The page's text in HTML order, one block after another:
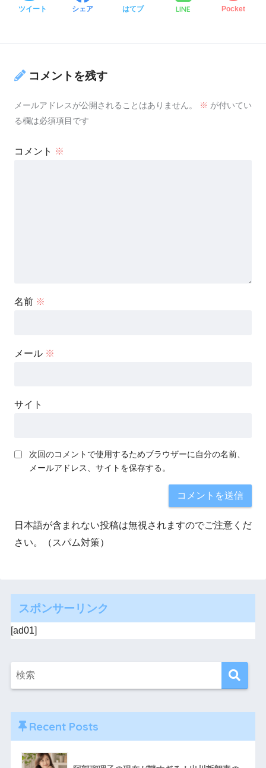
ツイート シェア はてブ LINE Pocket
コメントを残す
メールアドレスが公開されることはありません。 ※ が付いてい
る欄は必須項目です
コメント ※
名前 ※
メール ※
サイト
次回のコメントで使用するためブラウザーに自分の名前、
メールアドレス、サイトを保存する。
日本語が含まれない投稿は無視されますのでご注意くだ
さい。（スパム対策）
スポンサーリンク
[ad01]
Recent Posts